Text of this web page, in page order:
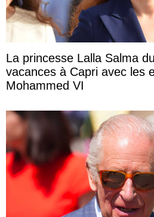
La princesse Lalla Salma
vacances à Capri avec les
Mohammed VI